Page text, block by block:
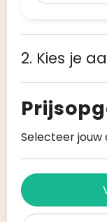
2. Kies je
Selecteer jouw